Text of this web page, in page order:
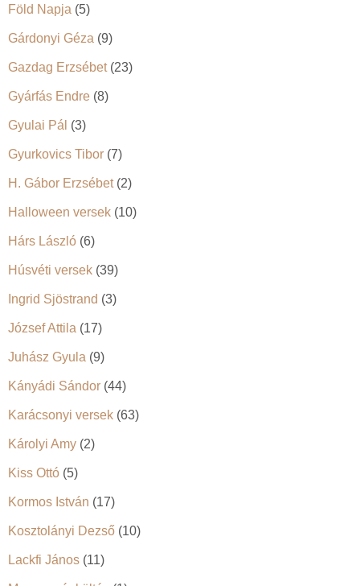
Föld Napja (5)
Gárdonyi Géza (9)
Gazdag Erzsébet(23)
Gyárfás Endre (8)
Gyulai Pál (3)
Gyurkovics Tibor (7)
H. Gábor Erzsébet(2)
Halloween versek (10)
Hárs László (6)
Húsvéti versek (39)
Ingrid Sjöstrand (3)
József Attila (17)
Juhász Gyula (9)
Kányádi Sándor (44)
Karácsonyi versek (63)
Károlyi Amy (2)
Kiss Ottó (5)
Kormos István (17)
Kosztolányi Dezső (10)
Lackfi János (11)